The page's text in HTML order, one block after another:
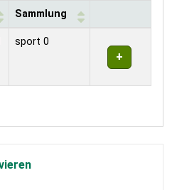
Sammlung
sport 0